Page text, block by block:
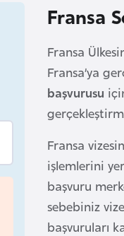
Fransa
Fransa
Fransa’ya
başvurusu
Fransa
işlemlerini
başvuru
sebebiniz
başvuruları